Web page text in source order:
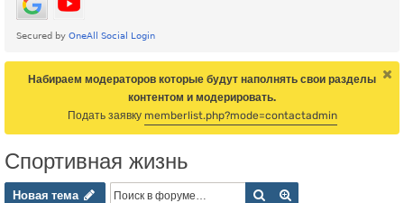
Набираем модераторов которые будут наполнять свои разделы
контентом и модерировать.
Подать заявку memberlist.php?mode=contactadmin
Спортивная жизнь
Новая тема
Новая тема Поиск